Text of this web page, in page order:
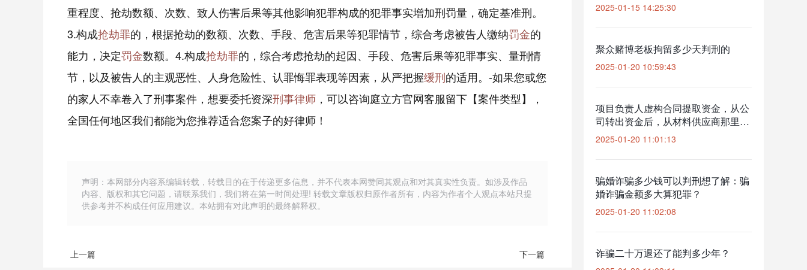
重程度、抢劫数额、次数、致人伤害后果等其他影响犯罪构成的犯罪事实增加刑罚量，确定基准刑。
3.构成抢劫罪的，根据抢劫的数额、次数、手段、危害后果等犯罪情节，综合考虑被告人缴纳罚金的
能力，决定罚金数额。4.构成抢劫罪的，综合考虑抢劫的起因、手段、危害后果等犯罪事实、量刑情
节，以及被告人的主观恶性、人身危险性、认罪悔罪表现等因素，从严把握缓刑的适用。-如果您或您
的家人不幸卷入了刑事案件，想要委托资深刑事律师 ，可以咨询庭立方官网客服留下【案件类型】，
全国任何地区我们都能为您推荐适合您案子的好律师！
声明：本网部分内容系编辑转载，转载目的在于传递更多信息，并不代表本网赞同其观点和对其真实性负责。如涉及作品
内容、版权和其它问题，请联系我们，我们将在第一时间处理! 转载文章版权归原作者所有，内容为作者个人观点本站只提
供参考并不构成任何应用建议。本站拥有对此声明的最终解释权。
上一篇 下一篇
2025-01-15 14:25:30
聚众赌博老板拘留多少天判刑的
2025-01-20 10:59:43
项目负责人虚构合同提取资金，从公
司转出资金后，从材料供应商那里提
取资金是犯罪吗？
2025-01-20 11:01:13
骗婚诈骗多少钱可以判刑想了解：骗
婚诈骗金额多大算犯罪？
2025-01-20 11:02:08
诈骗二十万退还了能判多少年？